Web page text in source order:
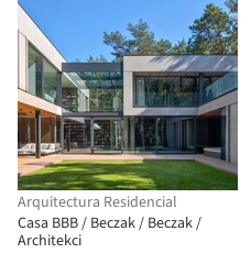
Arquitectura Residencial
Casa BBB / Beczak / Beczak /
Architekci